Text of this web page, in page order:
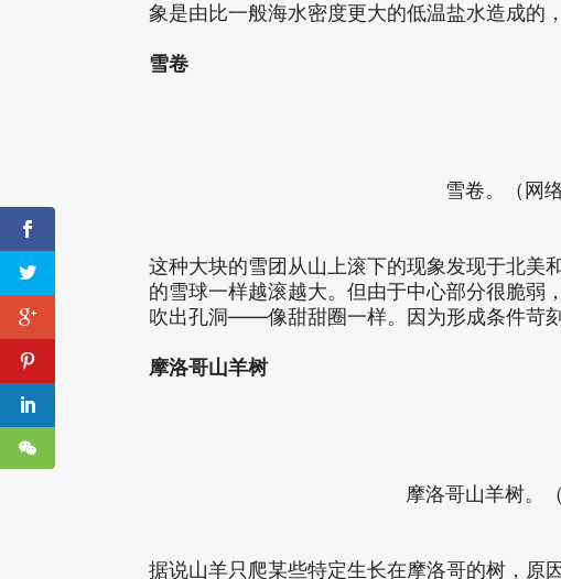
象是由比一般海水密度更大的低温盐水造成的
雪卷
雪卷。（网
这种大块的雪团从山上滚下的现象发现于北美
的雪球一样越滚越大。但由于中心部分很脆弱
吹出孔洞——像甜甜圈一样。因为形成条件苛刻
摩洛哥山羊树
摩洛哥山羊树。
据说山羊只爬某些特定生长在摩洛哥的树，原